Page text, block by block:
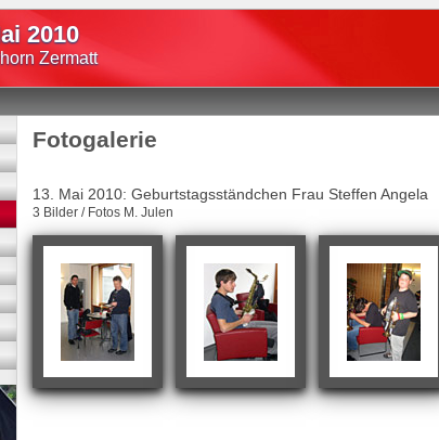
2010
Zermatt
Fotogalerie
13. Mai 2010: Geburtstagsständchen Frau Steffen Angela
3 Bilder / Fotos M. Julen